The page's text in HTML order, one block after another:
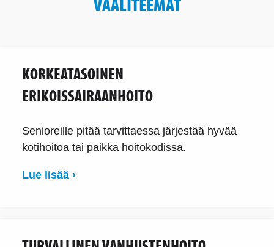
KORKEATASOINEN
ERIKOISSAIRAANHOITO
Senioreille pitää tarvittaessa järjestää hyvää
kotihoitoa tai paikka hoitokodissa.
Lue lisää ›